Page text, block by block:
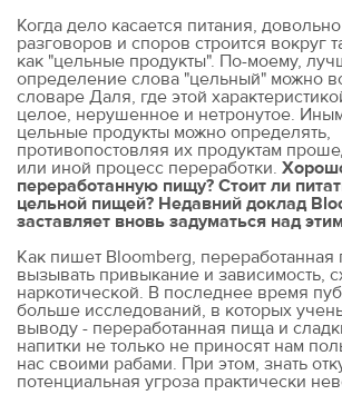
Когда дело касается питания,
разговоров и споров строится вокруг
как "цельные продукты". По-моему,
определение слова "цельный" можно
словаре Даля, где этой
целое, нерушенное и нетронутое.
цельные продукты можно определять,
противопостовляя их продуктам
или иной процесс переработки.
переработанную пищу? Стоит ли
цельной пищей? Недавний доклад
заставляет вновь задуматься над
Как пишет Bloomberg,
вызывать привыкание и зависимость,
наркотической. В последнее время
больше исследований, в которых
выводу - переработанная пища и
напитки не только не приносят нам
нас своими рабами. При этом, знать
потенциальная угроза практически